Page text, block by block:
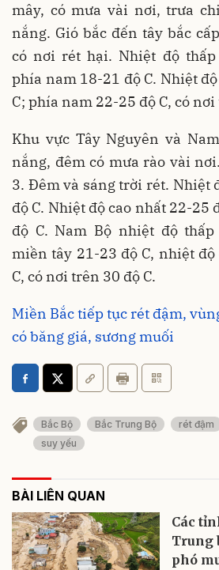
mây, có mưa vài nơi, trưa
nắng. Gió bắc đến tây bắc
có nơi rét hại. Nhiệt độ
phía nam 18-21 độ C. Nhiệt
C; phía nam 22-25 độ C, có nơi
Khu vực Tây Nguyên và
nắng, đêm có mưa rào vài
3. Đêm và sáng trời rét. Nhiệt
độ C. Nhiệt độ cao nhất 22-25
độ C. Nam Bộ nhiệt độ
miền tây 21-23 độ C, nhiệt
C, có nơi trên 30 độ C.
Miền Bắc tiếp tục rét đậm,
có băng giá, sương muối
Bắc Bộ Bắc Trung Bộ rét đậm
suy yếu
BÀI LIÊN QUAN
Các
Trung
phó